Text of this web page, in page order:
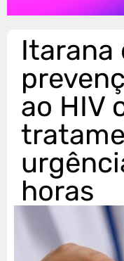
Itarana
ao HIV
horas